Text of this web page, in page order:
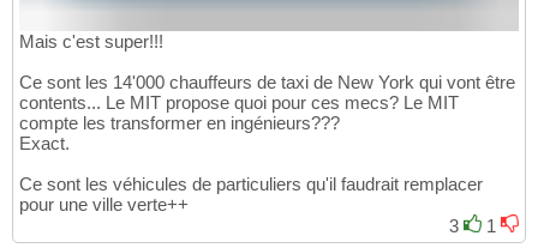
Mais c'est super!!!
Ce sont les 14'000 chauffeurs de taxi de New York qui vont être
contents... Le MIT propose quoi pour ces mecs? Le MIT
compte les transformer en ingénieurs???
Exact.
Ce sont les véhicules de particuliers qu'il faudrait remplacer
pour une ville verte++
3
1